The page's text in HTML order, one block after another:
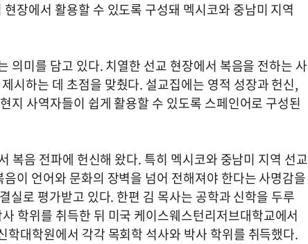
장에서 활용할 수 있도록 구성돼 멕시코와 중남미 지역
의미를 담고 있다. 치열한 선교 현장에서 복음을 전하는 사
시하는 데 초점을 맞췄다. 설교집에는 영적 성장과 헌신,
지 사역자들이 쉽게 활용할 수 있도록 스페인어로 구성된
복음 전파에 헌신해 왔다. 특히 멕시코와 중남미 지역 선교
이 언어와 문화의 장벽을 넘어 전해져야 한다는 사명감을
실로 평가받고 있다. 한편 김 목사는 공학과 신학을 두루
학위를 취득한 뒤 미국 케이스웨스턴리저브대학교에서
대학원에서 각각 목회학 석사와 박사 학위를 취득했다.